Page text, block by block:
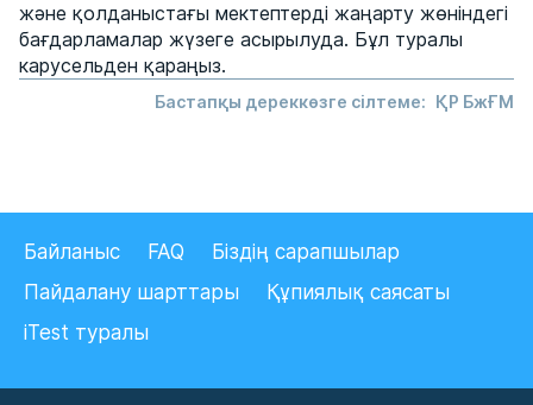
және қолданыстағы мектептерді жаңарту жөніндегі
бағдарламалар жүзеге асырылуда. Бұл туралы
карусельден қараңыз.
Бастапқы дереккөзге сілтеме: ҚР БжҒМ
Байланыс FAQ
Біздің сарапшылар
Пайдалану шарттары
Құпиялық саясаты
iTest туралы